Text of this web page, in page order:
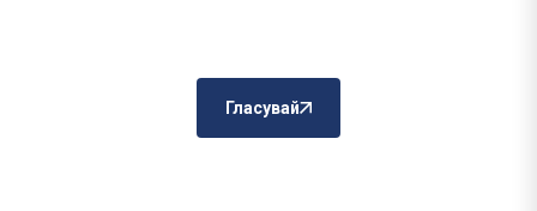
Гласувай